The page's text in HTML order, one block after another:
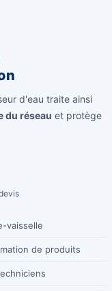
d'eau traite ainsi
du réseau et protège
vaisselle
de produits